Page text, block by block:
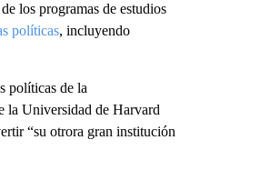
los programas de estudios
políticas, incluyendo
políticas de la
la Universidad de Harvard
“su otrora gran institución